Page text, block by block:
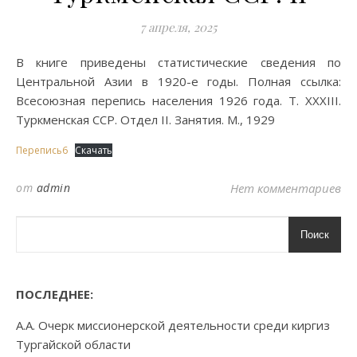
7 апреля, 2025
В книге приведены статистические сведения по
Центральной Азии в 1920-е годы. Полная ссылка:
Всесоюзная перепись населения 1926 года. Т. XXXIII.
Туркменская ССР. Отдел II. Занятия. М., 1929
Перепись6 Скачать
от admin Нет комментариев
Поиск
ПОСЛЕДНЕЕ:
А.А. Очерк миссионерской деятельности среди киргиз
Тургайской области